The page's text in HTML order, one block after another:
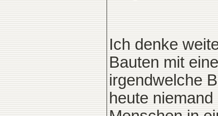
Ich denke
Bauten mit
irgendwelche
heute